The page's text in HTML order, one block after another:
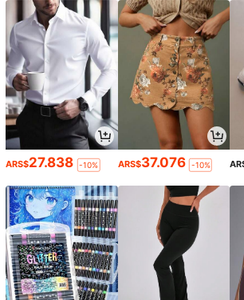
ARS$27.838 -10% ARS$37.076 -10%